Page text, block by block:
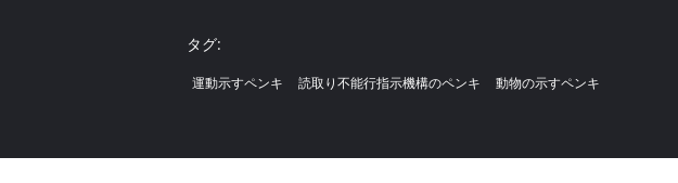
タグ:
運動示すペンキ 読取り不能行指示機構のペンキ 動物の示すペンキ